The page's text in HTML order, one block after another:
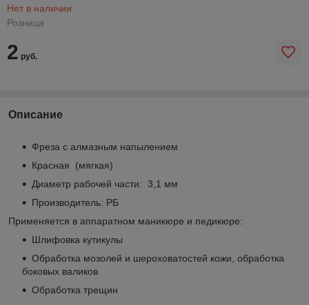
Нет в наличии
Розница
2 руб.
Описание
Фреза с алмазным напылением
Красная (мягкая)
Диаметр рабочей части: 3,1 мм
Производитель: РБ
Применяется в аппаратном маникюре и педикюре:
Шлифовка кутикулы
Обработка мозолей и шероховатостей кожи, обработка
боковых валиков
Обработка трещин